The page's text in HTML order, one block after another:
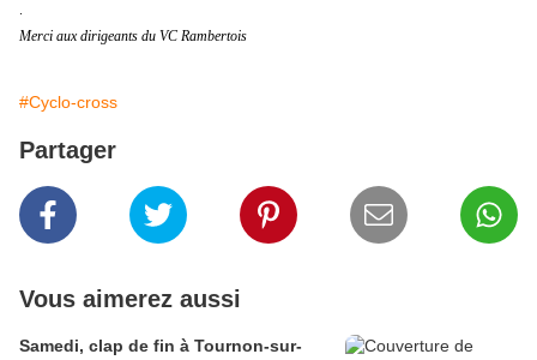
.
Merci aux dirigeants du VC Rambertois
#Cyclo-cross
Partager
Vous aimerez aussi
Samedi, clap de fin à Tournon-sur-